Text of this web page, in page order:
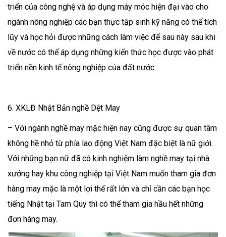
triển của công nghệ và áp dụng máy móc hiện đại vào cho
ngành nông nghiệp các bạn thực tập sinh kỹ năng có thể tích
lũy và học hỏi được những cách làm việc để sau này sau khi
về nước có thể áp dụng những kiến thức học được vào phát
triển nền kinh tế nông nghiệp của đất nước
6. XKLĐ Nhật Bản nghề Dệt May
– Với ngành nghề may mặc hiện nay cũng được sự quan tâm
không hề nhỏ từ phía lao động Việt Nam đặc biệt là nữ giới.
Với những bạn nữ đã có kinh nghiệm làm nghề may tại nhà
xưởng hay khu công nghiệp tại Việt Nam muốn tham gia đơn
hàng may mặc là một lợi thế rất lớn và chỉ cần các bạn học
tiếng Nhật tại Tam Quy thì có thể tham gia hầu hết những
đơn hàng may.